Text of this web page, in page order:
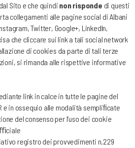
Sito e che quindi non risponde di questi
collegamenti alle pagine social di Albani
Twitter, Google+, LinkedIn,
che cliccare sui link a tali social network
di cookies da parte di tali terze
si rimanda alle rispettive informative
link in calce in tutte le pagine del
e in ossequio alle modalità sempliﬁcate
del consenso per l’uso dei cookie
registro dei provvedimenti n.229